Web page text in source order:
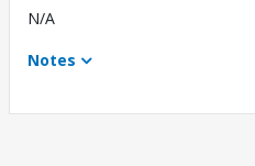
N/A
Notes